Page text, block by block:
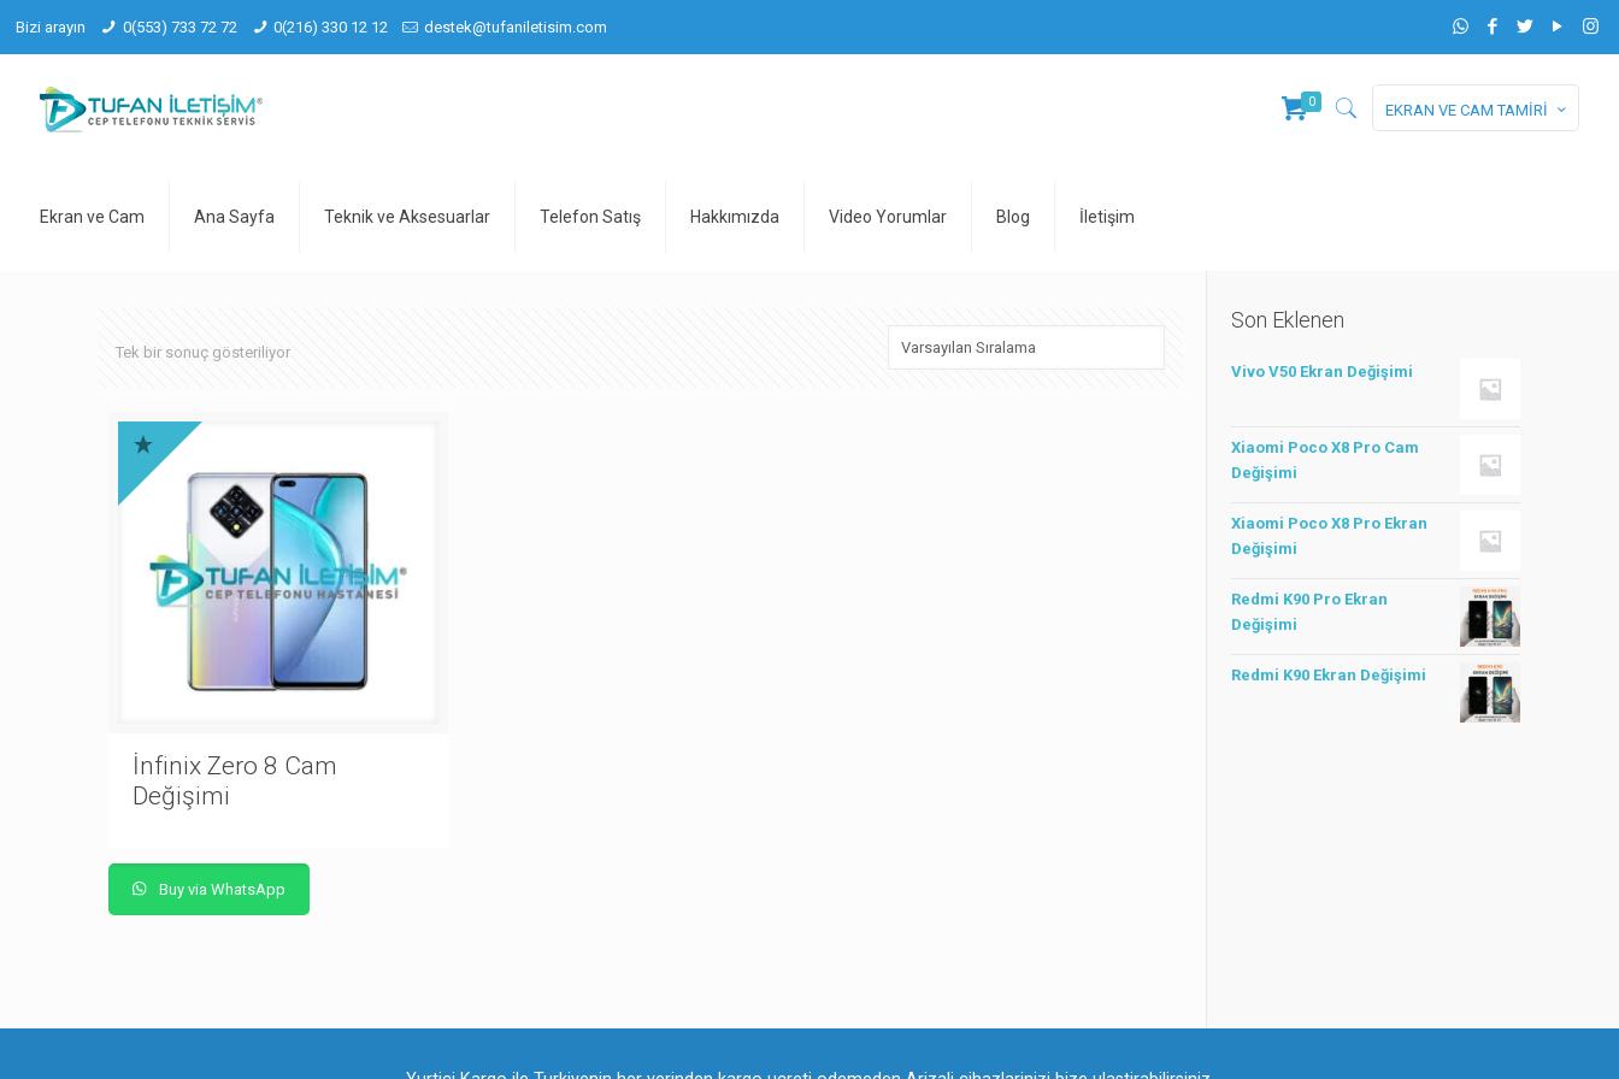
Bizi arayın 0(553) 733 72 72 0(216) 330 12 12 destek@tufaniletisim.com
Ekran ve Cam Ana Sayfa Teknik ve Aksesuarlar Telefon Satış Hakkımızda Video Yorumlar Blog İletişim
0 EKRAN VE CAM TAMİRİ
Tek bir sonuç gösteriliyor
İnfinix Zero 8 Cam
Değişimi
Buy via WhatsApp
Son Eklenen
Vivo V50 Ekran Değişimi
Xiaomi Poco X8 Pro Cam
Değişimi
Xiaomi Poco X8 Pro Ekran
Değişimi
Redmi K90 Pro Ekran
Değişimi
Redmi K90 Ekran Değişimi